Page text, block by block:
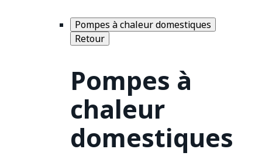
Pompes à chaleur domestiques
Retour
Pompes à
chaleur
domestiques